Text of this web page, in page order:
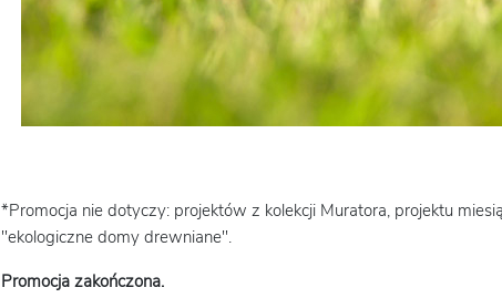
*Promocja nie dotyczy: projektów z kolekcji Muratora, projektu
"ekologiczne domy drewniane".
Promocja zakończona.